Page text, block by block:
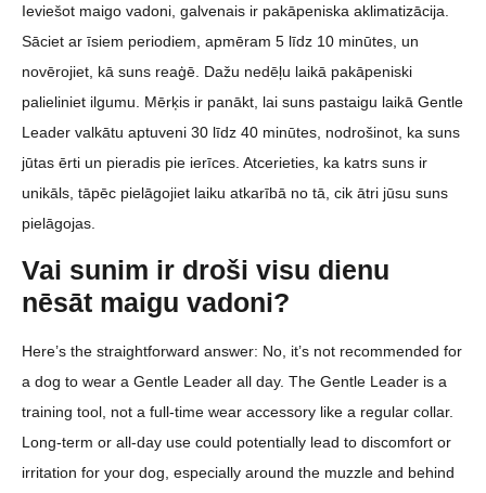
Ieviešot maigo vadoni, galvenais ir pakāpeniska aklimatizācija.
Sāciet ar īsiem periodiem, apmēram 5 līdz 10 minūtes, un
novērojiet, kā suns reaģē. Dažu nedēļu laikā pakāpeniski
palieliniet ilgumu. Mērķis ir panākt, lai suns pastaigu laikā Gentle
Leader valkātu aptuveni 30 līdz 40 minūtes, nodrošinot, ka suns
jūtas ērti un pieradis pie ierīces. Atcerieties, ka katrs suns ir
unikāls, tāpēc pielāgojiet laiku atkarībā no tā, cik ātri jūsu suns
pielāgojas.
Vai sunim ir droši visu dienu
nēsāt maigu vadoni?
Here’s the straightforward answer: No, it’s not recommended for
a dog to wear a Gentle Leader all day. The Gentle Leader is a
training tool, not a full-time wear accessory like a regular collar.
Long-term or all-day use could potentially lead to discomfort or
irritation for your dog, especially around the muzzle and behind